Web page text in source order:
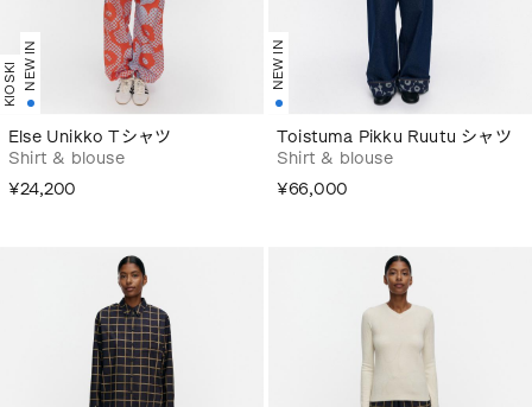
KIOSKI NEW IN
Else Unikko Tシャツ
Shirt & blouse
¥24,200
NEW IN
Toistuma Pikku Ruutu シャツ
Shirt & blouse
¥66,000